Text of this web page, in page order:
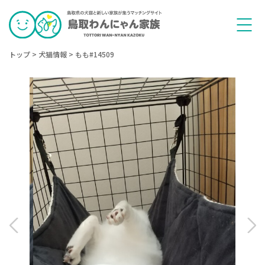
トップ > 犬猫情報 > もも#14509